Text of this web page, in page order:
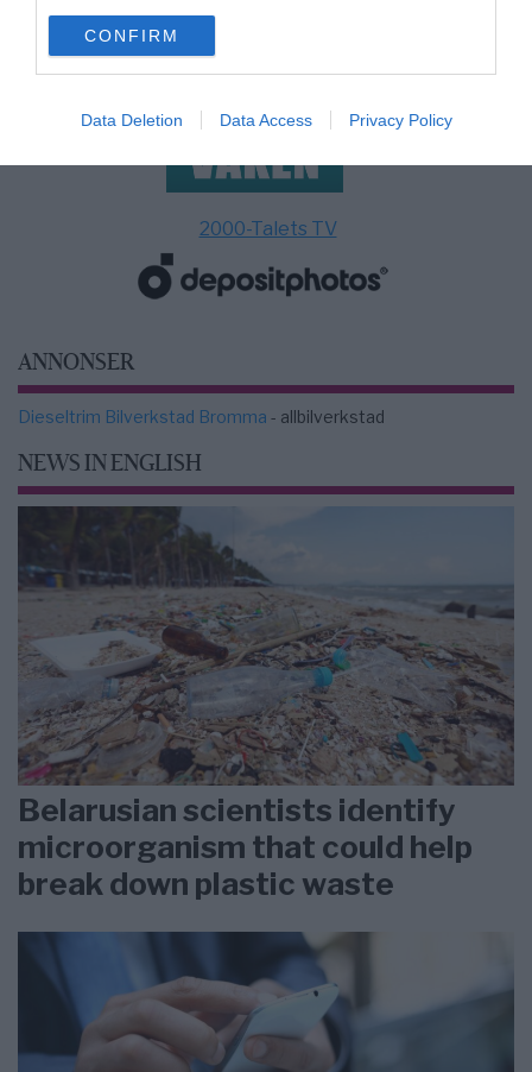
use your data for below specified purposes in below Google
consent section.
CONFIRM
Data Deletion Data Access Privacy Policy
2000-Talets TV
ANNONSER
Dieseltrim Bilverkstad Bromma - allbilverkstad
NEWS IN ENGLISH
Belarusian scientists identify
microorganism that could help
break down plastic waste